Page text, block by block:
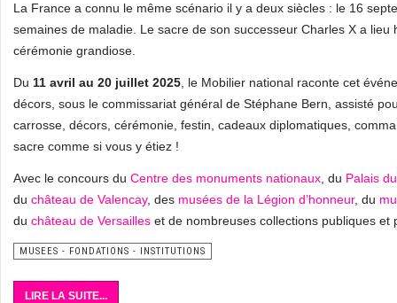
La France a connu le même scénario il y a deux siècles : le 16
semaines de maladie. Le sacre de son successeur Charles X a
cérémonie grandiose.
Du 11 avril au 20 juillet 2025 , le Mobilier national raconte cet
décors, sous le commissariat général de Stéphane Bern, assisté
carrosse, décors, cérémonie, festin, cadeaux diplomatiques,
sacre comme si vous y étiez !
Avec le concours du Centre des monuments nationaux , du Palais
du château de Valencay, des musées de la Légion d’honneur, du
du château de Versailles et de nombreuses collections publiques
MUSEES - FONDATIONS - INSTITUTIONS
LIRE LA SUITE...